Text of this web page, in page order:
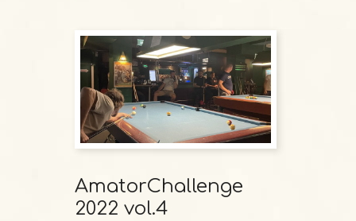
AmatorChallenge
2022 vol.4